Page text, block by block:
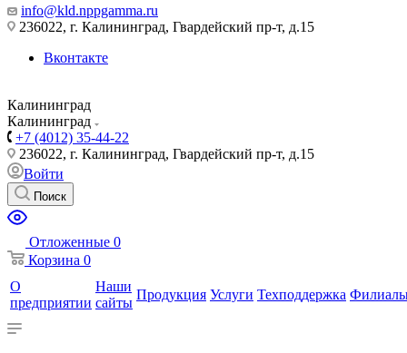
info@kld.nppgamma.ru
236022, г. Калининград, Гвардейский пр-т, д.15
Вконтакте
Калининград
Калининград
+7 (4012) 35-44-22
236022, г. Калининград, Гвардейский пр-т, д.15
Войти
Поиск
Отложенные 0
Корзина 0
О
предприятии
Наши
сайты
Продукция Услуги Техподдержка